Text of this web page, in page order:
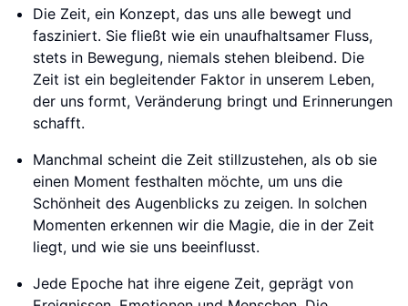
Die Zeit, ein Konzept, das uns alle bewegt und
fasziniert. Sie fließt wie ein unaufhaltsamer Fluss,
stets in Bewegung, niemals stehen bleibend. Die
Zeit ist ein begleitender Faktor in unserem Leben,
der uns formt, Veränderung bringt und Erinnerungen
schafft.
Manchmal scheint die Zeit stillzustehen, als ob sie
einen Moment festhalten möchte, um uns die
Schönheit des Augenblicks zu zeigen. In solchen
Momenten erkennen wir die Magie, die in der Zeit
liegt, und wie sie uns beeinflusst.
Jede Epoche hat ihre eigene Zeit, geprägt von